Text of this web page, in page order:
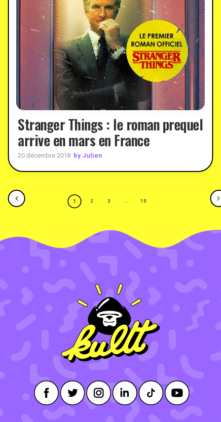
Stranger Things : le roman prequel
arrive en mars en France
20 décembre 2018 by Julien
1 2 3 10